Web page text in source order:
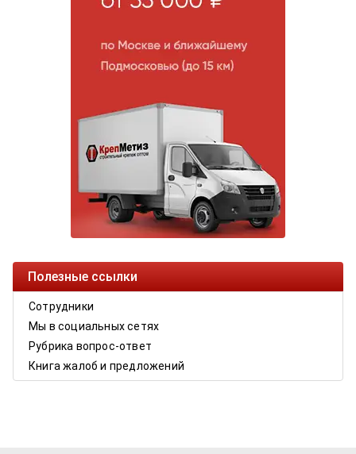
Полезные ссылки
Сотрудники
Мы в социальных сетях
Рубрика вопрос-ответ
Книга жалоб и предложений